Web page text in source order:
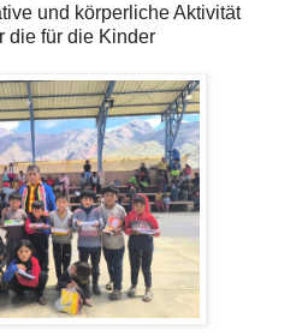
und körperliche Aktivität
die für die Kinder